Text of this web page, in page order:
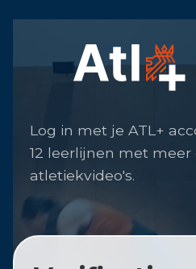
Log in met je ATL+
12 leerlijnen met meer
atletiekvideo's.